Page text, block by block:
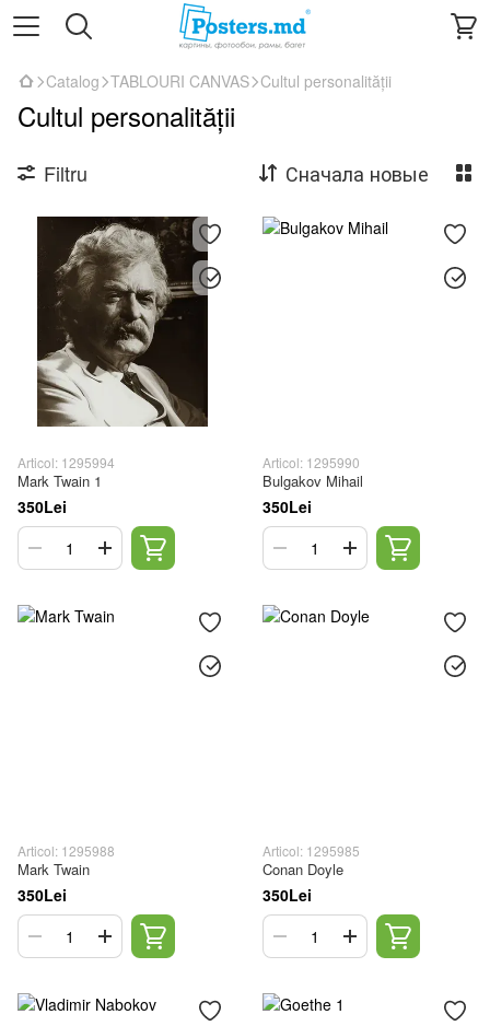
Catalog TABLOURI CANVAS Cultul personalității
Cultul personalității
Filtru Сначала новые
Articol: 1295994
Mark Twain 1
350Lei
Articol: 1295990
Bulgakov Mihail
350Lei
Articol: 1295988
Mark Twain
350Lei
Articol: 1295985
Conan Doyle
350Lei